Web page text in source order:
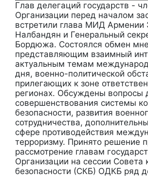
Глав делегаций государств -
Организации перед началом
встретили глава МИД Армении
Налбандян и Генеральный
Бордюжа. Состоялся обмен
представляющим взаимный
актуальным темам
дня, военно-политической
прилегающих к зоне
регионах. Обсуждены вопросы
совершенствования системы
безопасности, развития
сотрудничества,
сфере противодействия
терроризму. Принято решение
рассмотрение главам
Организации на сессии Совета
безопасности (СКБ) ОДКБ ряд